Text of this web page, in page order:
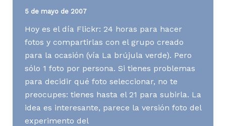
5 de mayo de 2007
Hoy es el día Flickr: 24 horas para hacer
fotos y compartirlas con el grupo creado
para la ocasión (vía La brújula verde). Pero
sólo 1 foto por persona. Si tienes problemas
para decidir qué foto seleccionar, no te
preocupes: tienes hasta el 21 para subirla. La
idea es interesante, parece la versión foto del
experimento del